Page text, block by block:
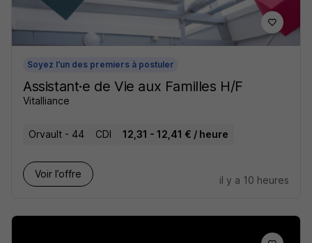
Soyez l'un des premiers à postuler
Assistant·e de Vie aux Familles H/F
Vitalliance
Orvault - 44 CDI 12,31 - 12,41 € / heure
Voir l’offre
il y a 10 heures